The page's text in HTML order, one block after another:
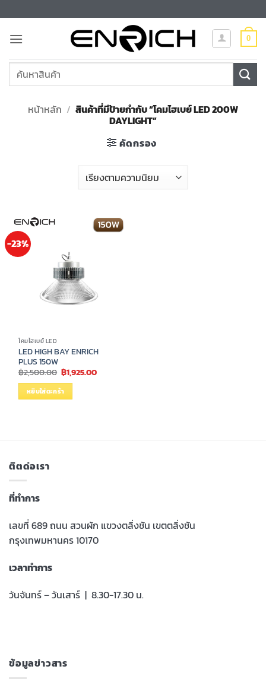
ไป
ยัง
0
ค้นหา:
หน้าหลัก / สินค้าที่มีป้ายกำกับ “โคมไฮเบย์ LED 200W
DAYLIGHT”
คัดกรอง
-23%
โคมไฮเบย์ LED
LED HIGH BAY ENRICH
PLUS 150W
฿2,500.00 Original
price
was:
฿2,500.00.
฿1,925.00Current
หยิบใส่ตะกร้า
ติตด่อเรา
ที่ทำการ
เลขที่ 689 ถนน สวนผัก แขวงตลิ่งชัน เขตตลิ่งชัน
กรุงเทพมหานคร 10170
เวลาทำการ
วันจันทร์ – วันเสาร์ | 8.30-17.30 น.
ข้อมูลข่าวสาร